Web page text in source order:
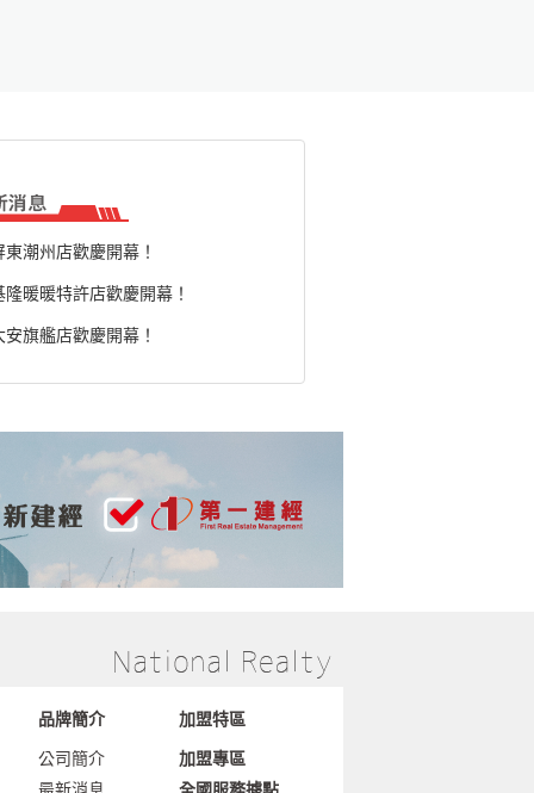
東潮州店歡慶開幕！
隆暖暖特許店歡慶開幕！
安旗艦店歡慶開幕！
品牌簡介
公司簡介
加盟特區
加盟專區